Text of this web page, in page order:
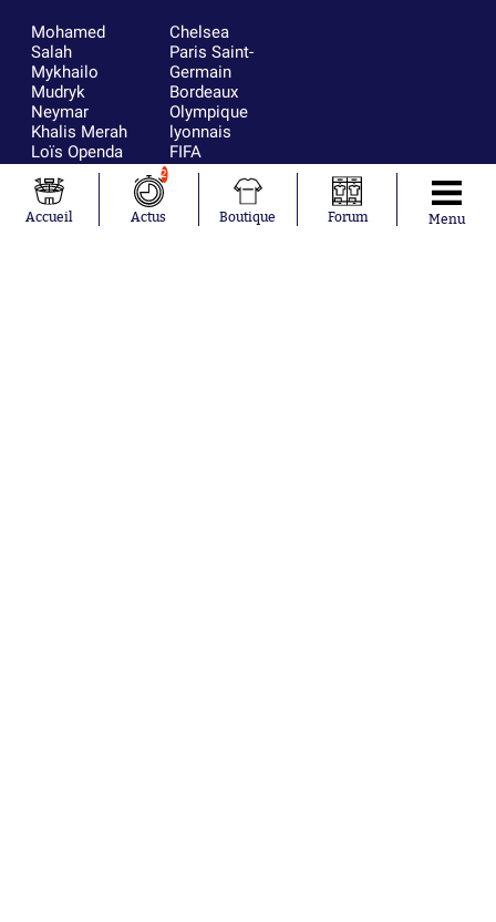
Mohamed
Salah
Mykhailo
Mudryk
Neymar
Khalis Merah
Loïs Openda
Niakhaté
Nicolás
Tagliafico
Chelsea
Paris Saint-
Germain
Bordeaux
Olympique
lyonnais
FIFA
Real Madrid
RC Strasbourg
AC Milan
France
Accueil
2
Actus Boutique Forum Menu